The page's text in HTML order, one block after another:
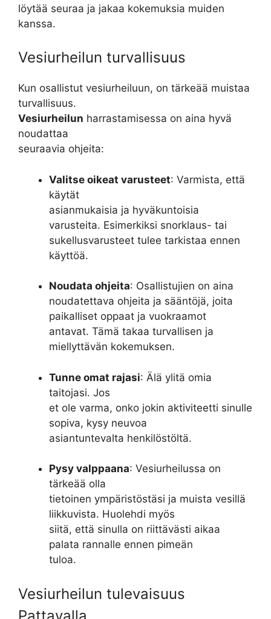
löytää seuraa ja jakaa kokemuksia muiden
kanssa.
Vesiurheilun turvallisuus
Kun osallistut vesiurheiluun, on tärkeää muistaa
turvallisuus.
Vesiurheilun harrastamisessa on aina hyvä
noudattaa
seuraavia ohjeita:
Valitse oikeat varusteet: Varmista, että
käytät
asianmukaisia ja hyväkuntoisia
varusteita. Esimerkiksi snorklaus- tai
sukellusvarusteet tulee tarkistaa ennen
käyttöä.
Noudata ohjeita: Osallistujien on aina
noudatettava ohjeita ja sääntöjä, joita
paikalliset oppaat ja vuokraamot
antavat. Tämä takaa turvallisen ja
miellyttävän kokemuksen.
Tunne omat rajasi: Älä ylitä omia
taitojasi. Jos
et ole varma, onko jokin aktiviteetti sinulle
sopiva, kysy neuvoa
asiantuntevalta henkilöstöltä.
Pysy valppaana: Vesiurheilussa on
tärkeää olla
tietoinen ympäristöstäsi ja muista vesillä
liikkuvista. Huolehdi myös
siitä, että sinulla on riittävästi aikaa
palata rannalle ennen pimeän
tuloa.
Vesiurheilun tulevaisuus
Pattayalla